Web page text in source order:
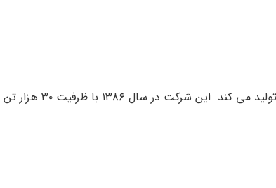
پروفیل تهران شرق انواع